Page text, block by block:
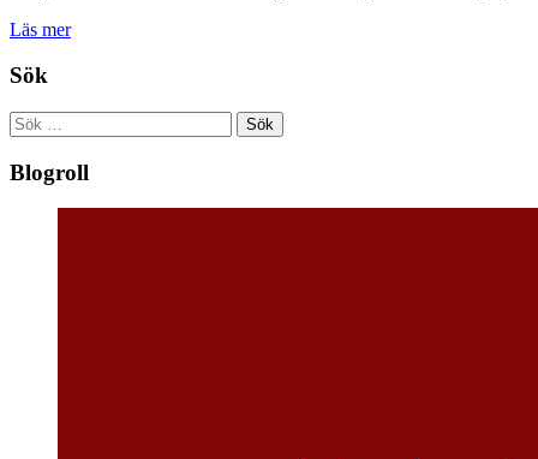
Läs mer
Sök
Sök
efter:
Blogroll